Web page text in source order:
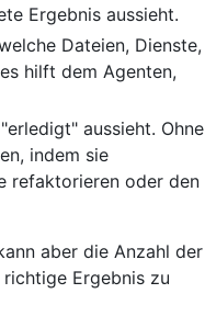
Ergebnis aussieht.
Dateien, Dienste,
hilft dem Agenten,
aussieht. Ohne
indem sie
refaktorieren oder den
aber die Anzahl der
Ergebnis zu